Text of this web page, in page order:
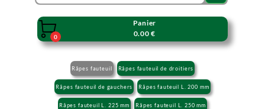

0
Panier
0.00 €
Râpes fauteuil Râpes fauteuil de droitiers
Râpes fauteuil de gauchers Râpes fauteuil L. 200 mm
Râpes fauteuil L. 225 mm Râpes fauteuil L. 250 mm